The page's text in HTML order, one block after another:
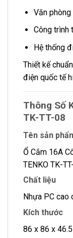
Văn phòng
Công trình
Hệ thống
Thiết kế
điện quốc tế
Thông Số
TK-TT-08
Tên sản
Ổ Cắm 16A
TENKO TK-
Chất liệu
Nhựa PC cao
Kích thước
86 x 86 x